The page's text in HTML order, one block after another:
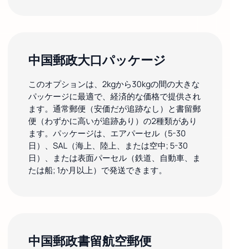
中国郵政大口パッケージ
このオプションは、2kgから30kgの間の大きな
パッケージに最適で、経済的な価格で提供され
ます。通常郵便（安価だが追跡なし）と書留郵
便（わずかに高いが追跡あり）の2種類があり
ます。パッケージは、エアパーセル（5-30
日）、SAL（海上、陸上、または空中; 5-30
日）、または表面パーセル（鉄道、自動車、ま
たは船; 1か月以上）で発送できます。
中国郵政書留航空郵便